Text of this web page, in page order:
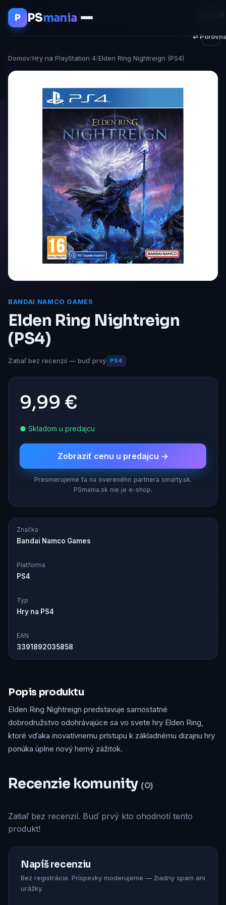
P PSmania
Domov/Hry na PlayStation 4/Elden Ring Nightreign (PS4)
BANDAI NAMCO GAMES
Elden Ring Nightreign
(PS4)
Zatiaľ bez recenzií — buď prvý PS4
9,99 €
● Skladom u predajcu
Zobraziť cenu u predajcu →
Presmerujeme ťa na overeného partnera smarty.sk.
PSmania.sk nie je e-shop.
Značka
Bandai Namco Games
Platforma
PS4
Typ
Hry na PS4
EAN
3391892035858
⇄
Popis produktu
Elden Ring Nightreign predstavuje samostatné
dobrodružstvo odohrávajúce sa vo svete hry Elden Ring,
ktoré vďaka inovatívnemu prístupu k základnému dizajnu hry
ponúka úplne nový herný zážitok.
Recenzie komunity (0)
Zatiaľ bez recenzií. Buď prvý kto ohodnotí tento
produkt!
Napíš recenziu
Bez registrácie. Príspevky moderujeme — žiadny spam ani
urážky.